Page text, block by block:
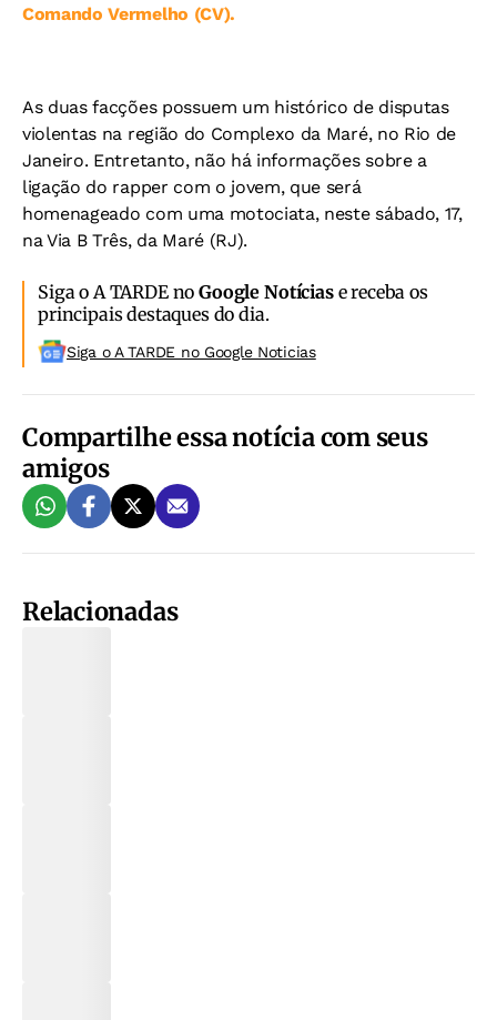
Comando Vermelho (CV).
As duas facções possuem um histórico de disputas
violentas na região do Complexo da Maré, no Rio de
Janeiro. Entretanto, não há informações sobre a
ligação do rapper com o jovem, que será
homenageado com uma motociata, neste sábado, 17,
na Via B Três, da Maré (RJ).
Siga o A TARDE noGoogle Notíciase receba os
principais destaques do dia.
Siga o A TARDE no Google Noticias
Compartilhe essa notícia com seus
amigos
Relacionadas